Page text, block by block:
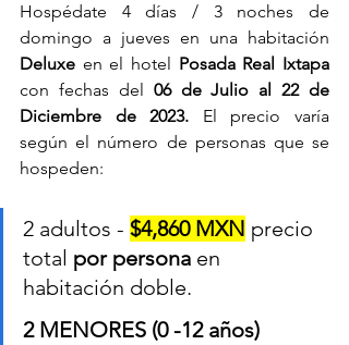
Hospédate 4 días / 3 noches de
domingo a jueves en una habitación
Deluxe en el hotel
con fechas del 06 de Julio al 22 de
Diciembre de 2023.
El precio varía
según el número de personas que se
hospeden:
2 adultos - $4,860 MXN precio
total por persona en
2 MENORES (0 -12 años)